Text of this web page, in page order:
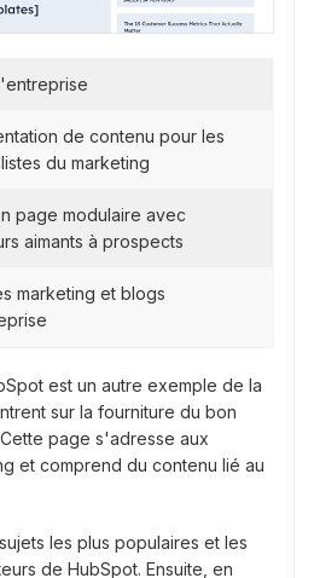
de contenu pour les
du marketing
page modulaire avec
aimants à prospects
marketing et blogs
est un autre exemple de la
sur la fourniture du bon
page s'adresse aux
et comprend du contenu lié au
les plus populaires et les
de HubSpot. Ensuite, en